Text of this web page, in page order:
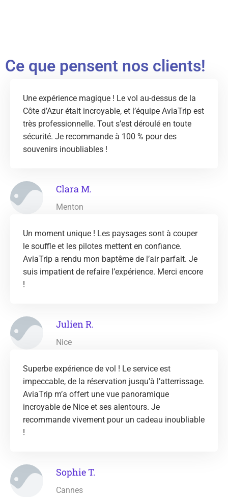
Ce que pensent nos clients!
Une expérience magique ! Le vol au-dessus de la
Côte d’Azur était incroyable, et l’équipe AviaTrip est
très professionnelle. Tout s’est déroulé en toute
sécurité. Je recommande à 100 % pour des
souvenirs inoubliables !
Clara M.
Menton
Un moment unique ! Les paysages sont à couper
le souffle et les pilotes mettent en confiance.
AviaTrip a rendu mon baptême de l’air parfait. Je
suis impatient de refaire l’expérience. Merci encore
!
Julien R.
Nice
Superbe expérience de vol ! Le service est
impeccable, de la réservation jusqu’à l’atterrissage.
AviaTrip m’a offert une vue panoramique
incroyable de Nice et ses alentours. Je
recommande vivement pour un cadeau inoubliable
!
Sophie T.
Cannes